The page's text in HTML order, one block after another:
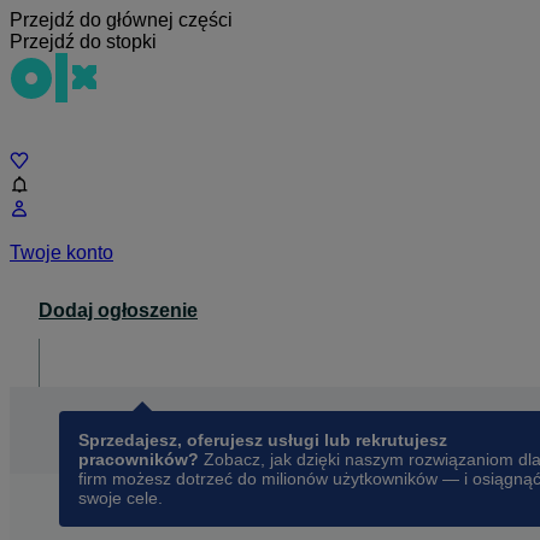
Przejdź do głównej części
Przejdź do stopki
Twoje konto
Dodaj ogłoszenie
Sprzedajesz, oferujesz usługi lub rekrutujesz
pracowników? Zobacz, jak dzięki naszym rozwiązaniom dla
firm możesz dotrzeć do milionów użytkowników — i osiągnąć
swoje cele.